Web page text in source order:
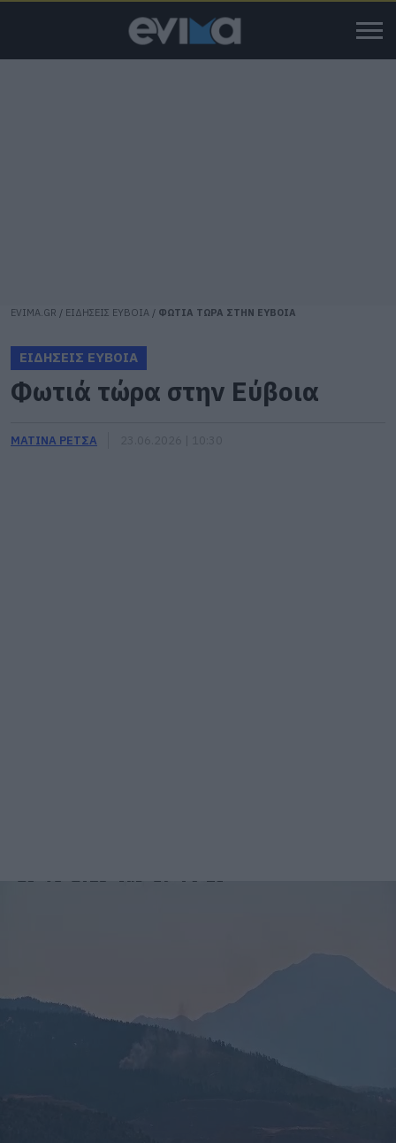
EVIMA.GR / ΕΙΔΗΣΕΙΣ ΕΥΒΟΙΑ / ΦΩΤΙΑ ΤΩΡΑ ΣΤΗΝ ΕΥΒΟΙΑ
ΕΙΔΗΣΕΙΣ ΕΥΒΟΙΑ
Φωτιά τώρα στην Εύβοια
ΜΑΤΙΝΑ ΡΕΤΣΑ